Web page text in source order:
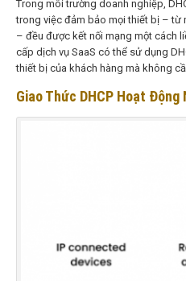
Trong môi trường doanh nghiệp,
trong việc đảm bảo mọi thiết bị – từ
– đều được kết nối mạng một cách
cấp dịch vụ SaaS có thể sử dụng
thiết bị của khách hàng mà không
Giao Thức DHCP Hoạt Động